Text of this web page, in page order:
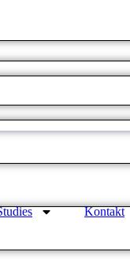
Kontakt